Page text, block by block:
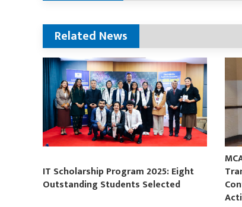
Related News
IT Scholarship Program 2025: Eight
Outstanding Students Selected